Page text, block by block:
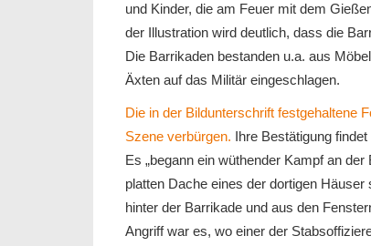
und Kinder, die am Feuer mit dem
der Illustration wird deutlich, dass die
Die Barrikaden bestanden u.a. aus
Äxten auf das Militär eingeschlagen.
Die in der Bildunterschrift festgehaltene
Szene verbürgen. Ihre Bestätigung
Es „begann ein wüthender Kampf an
platten Dache eines der dortigen
hinter der Barrikade und aus den
Angriff war es, wo einer der